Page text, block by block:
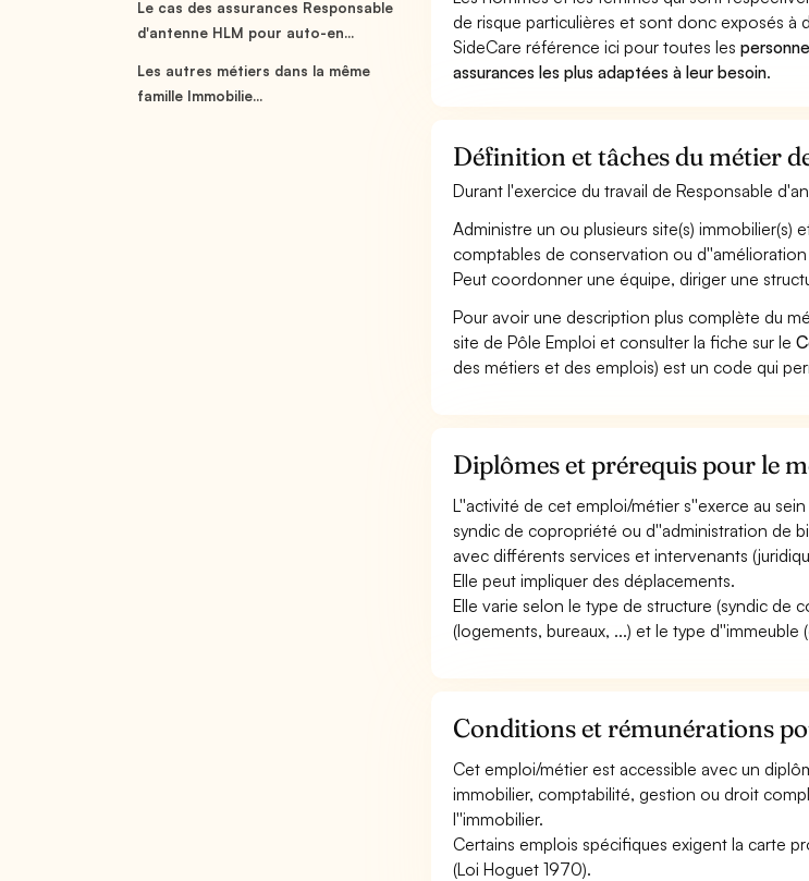
Le cas des assurances Responsable
d'antenne HLM pour auto-en...
Les autres métiers dans la même
famille Immobilie...
de risque particulières et sont donc exposés à
SideCare référence ici pour toutes les
assurances les plus adaptées à leur besoin.
Définition et tâches du métier
Durant l'exercice du travail de Responsable
Administre un ou plusieurs site(s)
comptables de conservation ou
Peut coordonner une équipe, diriger une
Pour avoir une description plus complète du
site de Pôle Emploi et consulter la fiche sur le
des métiers et des emplois) est un code qui
Diplômes et prérequis pour le
L''activité de cet emploi/métier s''exerce au
syndic de copropriété ou d''administration de
avec différents services et intervenants
Elle peut impliquer des déplacements.
Elle varie selon le type de structure (syndic de
(logements, bureaux, ...) et le type
Conditions et rémunérations
Cet emploi/métier est accessible avec un
immobilier, comptabilité, gestion ou droit
l''immobilier.
Certains emplois spécifiques exigent la carte
(Loi Hoguet 1970).